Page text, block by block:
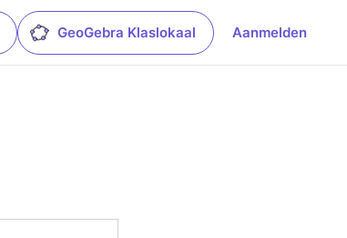
GeoGebra Klaslokaal Aanmelden